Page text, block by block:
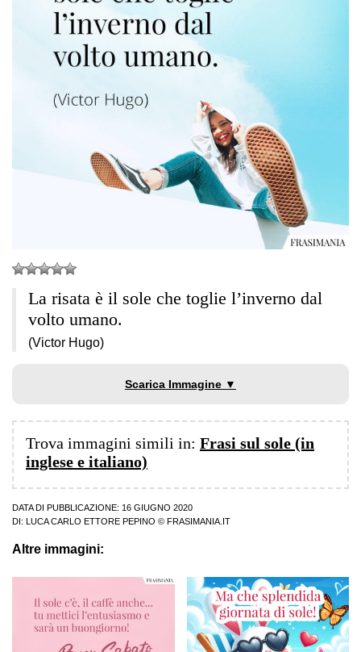
La risata è il sole che toglie l’inverno dal
volto umano.
(Victor Hugo)
Scarica Immagine ▼
Trova immagini simili in: Frasi sul sole (in
inglese e italiano)
DATA DI PUBBLICAZIONE: 16 GIUGNO 2020
DI:
LUCA CARLO ETTORE PEPINO © FRASIMANIA.IT
Altre immagini: